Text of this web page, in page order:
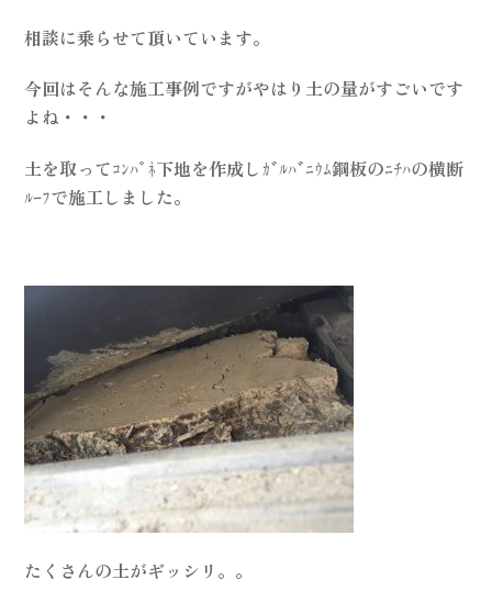
相談に乗らせて頂いています。
今回はそんな施工事例ですがやはり土の量がすごいです
よね・・・
土を取ってｺﾝﾊﾟﾈ下地を作成しｶﾞﾙﾊﾞﾆｳﾑ鋼板のﾆﾁﾊの横断
ﾙｰﾌで施工しました。
たくさんの土がギッシリ。。